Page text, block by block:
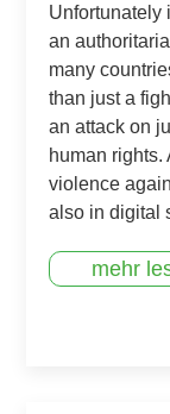
Unfortunately
an
many
than just a
an attack on
human rights.
violence
also in digital
mehr